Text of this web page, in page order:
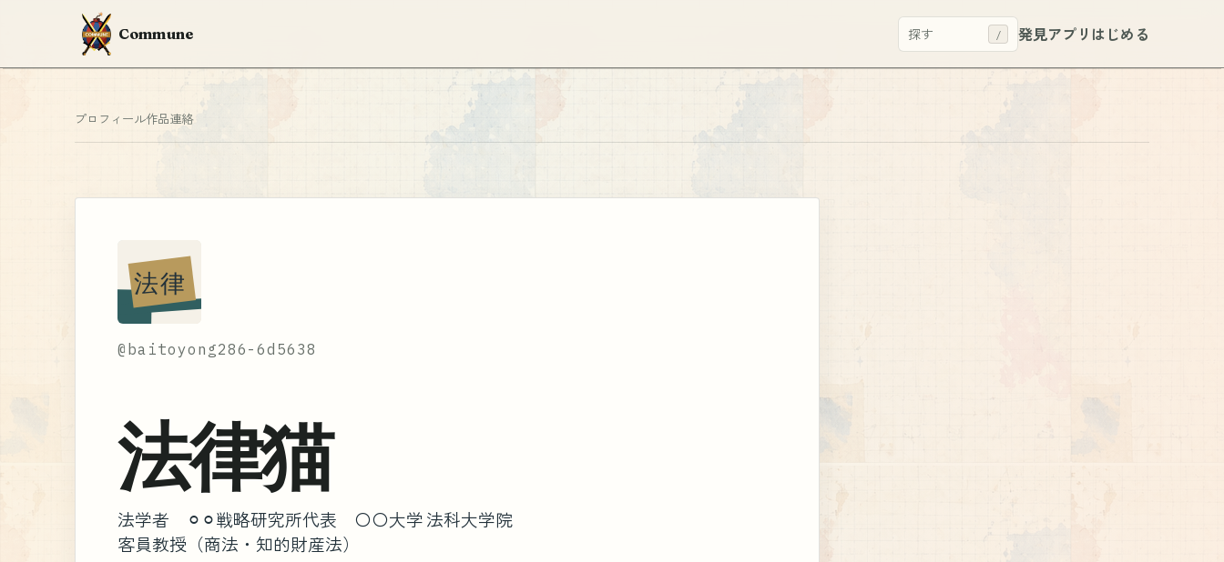
Commune 探す / 発見アプリ はじめる
プロフィール作品連絡
法律
@ baitoyong286-6d5638
法律猫
法学者 ⚪︎⚪︎戦略研究所代表 〇〇大学 法科大学院
客員教授（商法・知的財産法）